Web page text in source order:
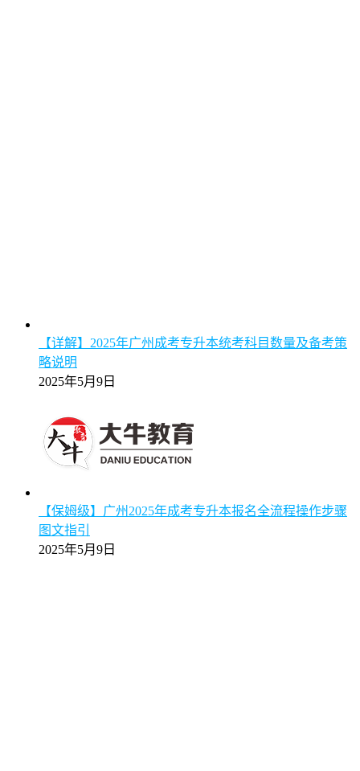
【详解】2025年广州成考专升本统考科目数量及备考策
略说明
2025年5月9日
【保姆级】广州2025年成考专升本报名全流程操作步骤
图文指引
2025年5月9日